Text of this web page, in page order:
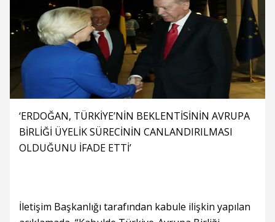
‘ERDOĞAN, TÜRKİYE’NİN BEKLENTİSİNİN AVRUPA
BİRLİĞİ ÜYELİK SÜRECİNİN CANLANDIRILMASI
OLDUĞUNU İFADE ETTİ’
İletişim Başkanlığı tarafından kabule ilişkin yapılan